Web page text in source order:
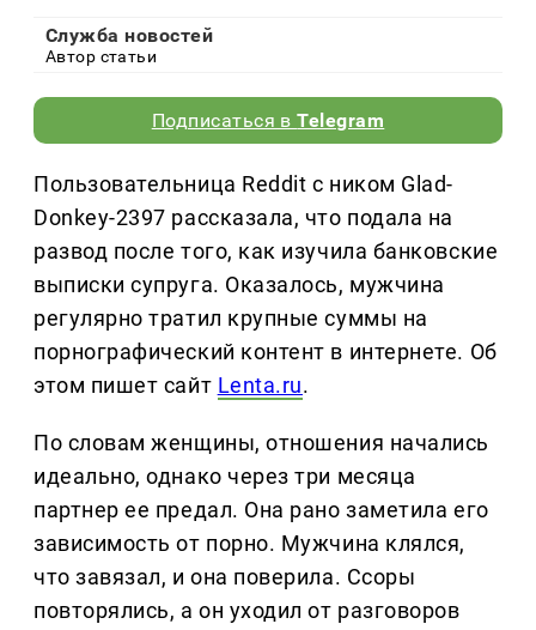
Служба новостей
Автор статьи
Подписаться вTelegram
Пользовательница Reddit с ником Glad-
Donkey-2397 рассказала, что подала на
развод после того, как изучила банковские
выписки супруга. Оказалось, мужчина
регулярно тратил крупные суммы на
порнографический контент в интернете. Об
этом пишет сайт Lenta.ru.
По словам женщины, отношения начались
идеально, однако через три месяца
партнер ее предал. Она рано заметила его
зависимость от порно. Мужчина клялся,
что завязал, и она поверила. Ссоры
повторялись, а он уходил от разговоров